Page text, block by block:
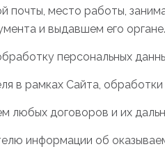
почты, место работы,
и выдавшем его органе.
персональных
в рамках Сайта,
любых договоров и их
информации об